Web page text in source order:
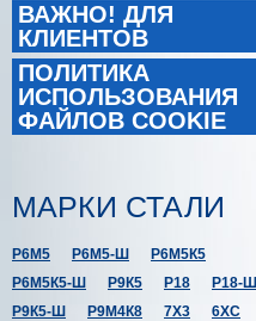
ВАЖНО! ДЛЯ
КЛИЕНТОВ
ПОЛИТИКА
ИСПОЛЬЗОВАНИЯ
ФАЙЛОВ COOKIE
МАРКИ СТАЛИ
Р6М5 Р6М5-Ш
Р6М5К5
Р6М5К5-Ш
Р9К5 Р18
Р18-Ш
Р9К5-Ш
Р9М4К8 7Х3
6ХС